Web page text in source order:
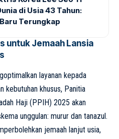
di Usia 43 Tahun:
Terungkap
untuk Jemaah Lansia
layanan kepada
kebutuhan khusus, Panitia
Haji (PPIH) 2025 akan
unggulan: murur dan tanazul.
jemaah lanjut usia,